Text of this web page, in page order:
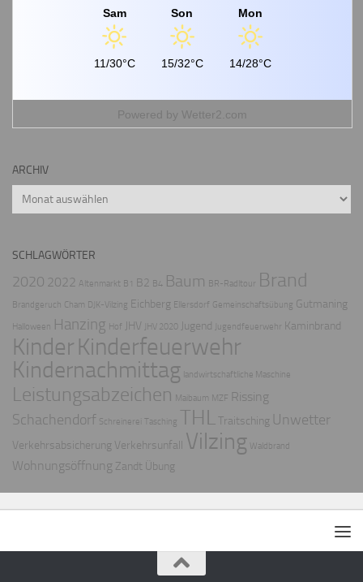
Sam
11/30°C
Son
15/32°C
Mon
14/28°C
Powered by Wetter2.com
ARCHIV
Archiv
SCHLAGWÖRTER
2020 2022 Altenmarkt B1 B2 B4 Baum BR-Radltour Brand
Brandgeruch Cham DJK-Vilzing Eichberg Ellersdorf Gemeinschaftsübung Gutmaning
Halloween Hanzing Hof JHV JHV 2020 Jugend Jugendfeuerwehr Kaminbrand
Kinder Kinderfeuerwehr
Kindernachmittag landwirtschaftliche Maschine
Leistungsabzeichen Maibaum MZF Rissing
Schachendorf Schreinerei Tasching THLTraitsching Unwetter
Verkehrsabsicherung Verkehrsunfall Vilzing Waldbrand
Wohnungsöffnung Zandt Übung